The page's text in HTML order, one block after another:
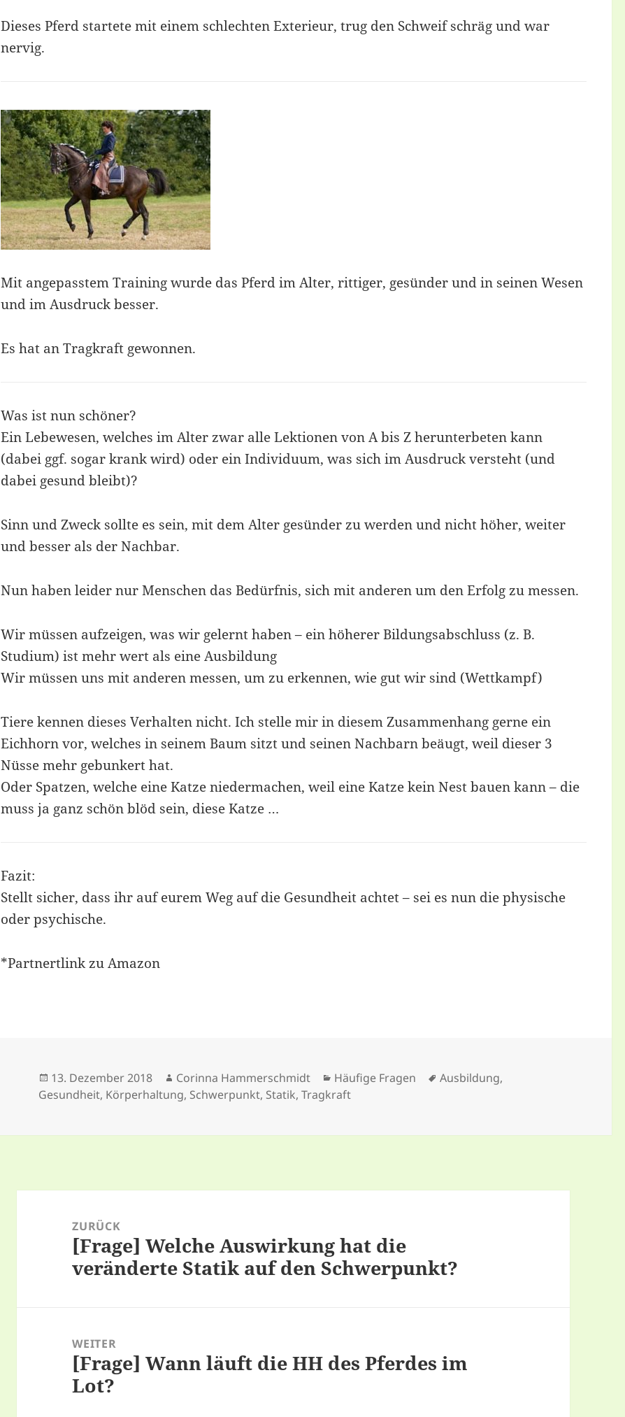
Dieses Pferd startete mit einem schlechten Exterieur, trug den Schweif schräg und war
nervig.
Mit angepasstem Training wurde das Pferd im Alter, rittiger, gesünder und in seinen Wesen
und im Ausdruck besser.
Es hat an Tragkraft gewonnen.
Was ist nun schöner?
Ein Lebewesen, welches im Alter zwar alle Lektionen von A bis Z herunterbeten kann
(dabei ggf. sogar krank wird) oder ein Individuum, was sich im Ausdruck versteht (und
dabei gesund bleibt)?
Sinn und Zweck sollte es sein, mit dem Alter gesünder zu werden und nicht höher, weiter
und besser als der Nachbar.
Nun haben leider nur Menschen das Bedürfnis, sich mit anderen um den Erfolg zu messen.
Wir müssen aufzeigen, was wir gelernt haben – ein höherer Bildungsabschluss (z. B.
Studium) ist mehr wert als eine Ausbildung
Wir müssen uns mit anderen messen, um zu erkennen, wie gut wir sind (Wettkampf)
Tiere kennen dieses Verhalten nicht. Ich stelle mir in diesem Zusammenhang gerne ein
Eichhorn vor, welches in seinem Baum sitzt und seinen Nachbarn beäugt, weil dieser 3
Nüsse mehr gebunkert hat.
Oder Spatzen, welche eine Katze niedermachen, weil eine Katze kein Nest bauen kann – die
muss ja ganz schön blöd sein, diese Katze …
Fazit:
Stellt sicher, dass ihr auf eurem Weg auf die Gesundheit achtet – sei es nun die physische
oder psychische.
*Partnertlink zu Amazon
Veröffentlicht
am
13. Dezember 2018 Autor
Corinna Hammerschmidt Kategorien
Häufige Fragen Tags
Ausbildung,
Gesundheit, Körperhaltung, Schwerpunkt, Statik,Tragkraft
ZURÜCK
Vorheriger
Beitrag:
[Frage] Welche Auswirkung hat die
veränderte Statik auf den Schwerpunkt?
WEITER
Nächster
Beitrag:
[Frage] Wann läuft die HH des Pferdes im
Lot?